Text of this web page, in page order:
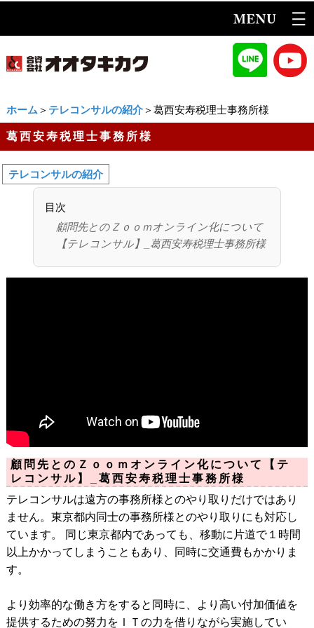
ホーム ＞ テレコンサルの紹介＞葛西安寿税理士事務所様
葛西安寿税理士事務所様
テレコンサルの紹介
目次
顧問先とのＺｏｏｍオンライン化について
【テレコンサル】_葛西安寿税理士事務所様
顧問先とのＺｏｏｍオンライン化について【テ
レコンサル】_葛西安寿税理士事務所様
テレコンサルは遠方の事務所様とのやり取りだけではあり
ません。東京都内同士の事務所様とのやり取りにも対応し
ています。 同じ東京都内であっても、移動に片道で１時間
以上かかってしまうこともあり、同時に交通費もかかりま
す。
より効率的な働き方をすると同時に、より高い付加価値を
提供するための努力をＩＴの力を借りながら実施してい